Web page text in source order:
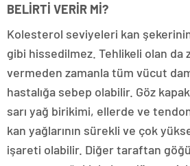
BELİRTİ VERİR Mİ?
Kolesterol seviyeleri kan
gibi hissedilmez. Tehlikeli olan da
vermeden zamanla tüm vücut
hastalığa sebep olabilir. Göz
sarı yağ birikimi, ellerde ve
kan yağlarının sürekli ve çok
işareti olabilir. Diğer taraftan